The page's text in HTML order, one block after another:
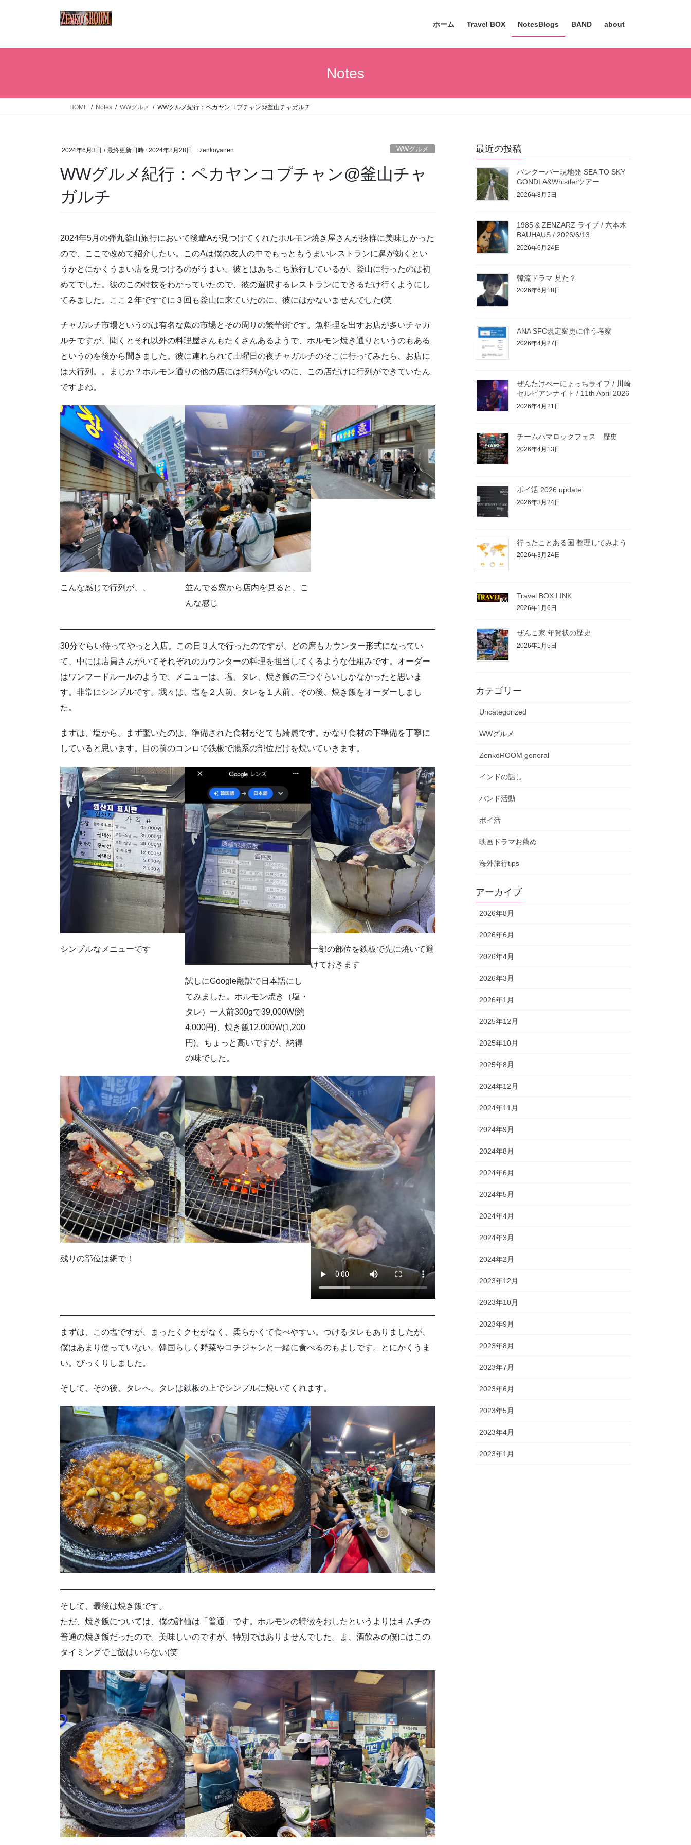
ホーム Travel BOX NotesBlogs BAND about
Notes
HOME Notes WWグルメ WWグルメ紀行：ペカヤンコプチャン@釜山チャガルチ
2024年6月3日 / 最終更新日時 : 2024年8月28日 zenkoyanen WWグルメ
WWグルメ紀行：ペカヤンコプチャン@釜山チャ
ガルチ
2024年5月の弾丸釜山旅行において後輩Aが見つけてくれたホルモン焼き屋さんが抜群に美味しかった
ので、ここで改めて紹介したい。このAは僕の友人の中でもっともうまいレストランに鼻が効くとい
うかとにかくうまい店を見つけるのがうまい。彼とはあちこち旅行しているが、釜山に行ったのは初
めてでした。彼のこの特技をわかっていたので、彼の選択するレストランにできるだけ行くようにし
てみました。ここ２年ですでに３回も釜山に来ていたのに、彼にはかないませんでした(笑
チャガルチ市場というのは有名な魚の市場とその周りの繁華街です。魚料理を出すお店が多いチャガ
ルチですが、聞くとそれ以外の料理屋さんもたくさんあるようで、ホルモン焼き通りというのもある
というのを後から聞きました。彼に連れられて土曜日の夜チャガルチのそこに行ってみたら、お店に
は大行列。。まじか？ホルモン通りの他の店には行列がないのに、この店だけに行列ができていたん
ですよね。
こんな感じで行列が、、
並んでる窓から店内を見ると、こ
んな感じ
30分ぐらい待ってやっと入店。この日３人で行ったのですが、どの席もカウンター形式になってい
て、中には店員さんがいてそれぞれのカウンターの料理を担当してくるような仕組みです。オーダー
はワンフードルールのようで、メニューは、塩、タレ、焼き飯の三つぐらいしかなかったと思いま
す。非常にシンプルです。我々は、塩を２人前、タレを１人前、その後、焼き飯をオーダーしまし
た。
まずは、塩から。まず驚いたのは、準備された食材がとても綺麗です。かなり食材の下準備を丁寧に
していると思います。目の前のコンロで鉄板で腸系の部位だけを焼いていきます。
シンプルなメニューです
試しにGoogle翻訳で日本語にし
てみました。ホルモン焼き（塩・
タレ）一人前300gで39,000W(約
4,000円)、焼き飯12,000W(1,200
円)。ちょっと高いですが、納得
の味でした。
一部の部位を鉄板で先に焼いて避
けておきます
残りの部位は網で！
まずは、この塩ですが、まったくクセがなく、柔らかくて食べやすい。つけるタレもありましたが、
僕はあまり使っていない。韓国らしく野菜やコチジャンと一緒に食べるのもよしです。とにかくうま
い。びっくりしました。
そして、その後、タレへ。タレは鉄板の上でシンプルに焼いてくれます。
そして、最後は焼き飯です。
ただ、焼き飯については、僕の評価は「普通」です。ホルモンの特徴をおしたというよりはキムチの
普通の焼き飯だったので。美味しいのですが、特別ではありませんでした。ま、酒飲みの僕にはこの
タイミングでご飯はいらない(笑
最近の投稿
バンクーバー現地発 SEA TO SKY
GONDLA&Whistlerツアー
2026年8月5日
1985 & ZENZARZ ライブ / 六本木
BAUHAUS / 2026/6/13
2026年6月24日
韓流ドラマ 見た？
2026年6月18日
ANA SFC規定変更に伴う考察
2026年4月27日
ぜんたけぺーにょっちライブ / 川崎
セルビアンナイト / 11th April 2026
2026年4月21日
チームハマロックフェス 歴史
2026年4月13日
ポイ活 2026 update
2026年3月24日
行ったことある国 整理してみよう
2026年3月24日
Travel BOX LINK
2026年1月6日
ぜんこ家 年賀状の歴史
2026年1月5日
カテゴリー
Uncategorized
WWグルメ
ZenkoROOM general
インドの話し
バンド活動
ポイ活
映画ドラマお薦め
海外旅行tips
アーカイブ
2026年8月
2026年6月
2026年4月
2026年3月
2026年1月
2025年12月
2025年10月
2025年8月
2024年12月
2024年11月
2024年9月
2024年8月
2024年6月
2024年5月
2024年4月
2024年3月
2024年2月
2023年12月
2023年10月
2023年9月
2023年8月
2023年7月
2023年6月
2023年5月
2023年4月
2023年1月